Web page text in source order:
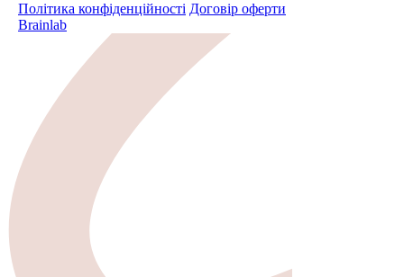
Політика конфіденційності Договір оферти
Brainlab